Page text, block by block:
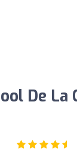
De La